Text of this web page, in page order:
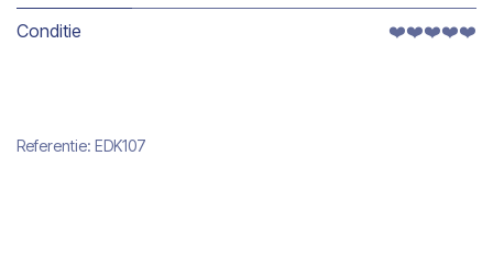
Conditie ❤️❤️❤️❤️❤️
Referentie: EDK107